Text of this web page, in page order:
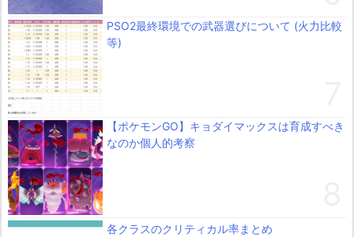
PSO2最終環境での武器選びについて (火力比較
等)
【ポケモンGO】キョダイマックスは育成すべき
なのか個人的考察
各クラスのクリティカル率まとめ